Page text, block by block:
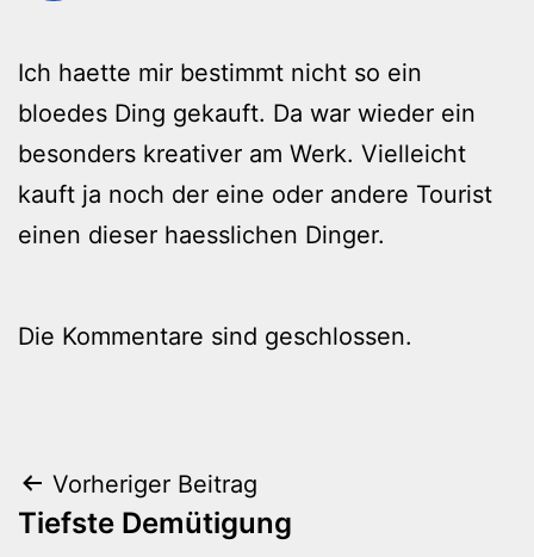
Ich haette mir bestimmt nicht so ein
bloedes Ding gekauft. Da war wieder ein
besonders kreativer am Werk. Vielleicht
kauft ja noch der eine oder andere Tourist
einen dieser haesslichen Dinger.
Die Kommentare sind geschlossen.
Beitragsnavigation
Vorheriger Beitrag
Tiefste Demütigung